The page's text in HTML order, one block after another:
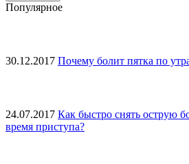
Популярное
30.12.2017 Почему болит пятка по
24.07.2017 Как быстро снять острую
время приступа?